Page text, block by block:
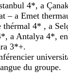
4*, a
– a Emet
thérmal 4* , a
a Antalya 4*,
3*+.
du groupe.